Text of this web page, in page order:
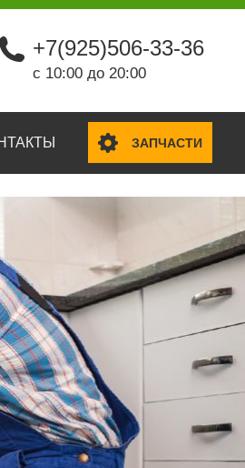
+7(925)506-33-36
с 10:00 до 20:00
ЗАПЧАСТИ